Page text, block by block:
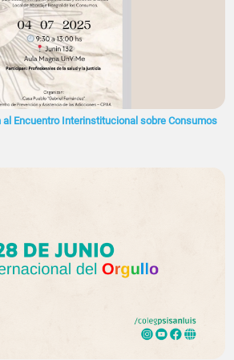
Encuentro Interinstitucional sobre Consumos